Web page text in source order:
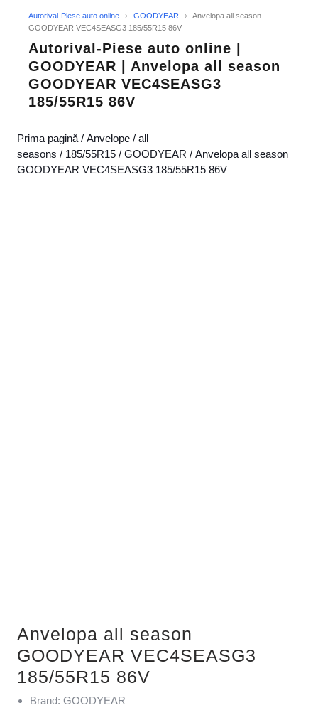
Autorival-Piese auto online › GOODYEAR ›
Anvelopa all season
GOODYEAR VEC4SEASG3 185/55R15 86V
Autorival-Piese auto online |
GOODYEAR | Anvelopa all season
GOODYEAR VEC4SEASG3
185/55R15 86V
Prima pagină / Anvelope / all
seasons / 185/55R15 / GOODYEAR / Anvelopa all season
GOODYEAR VEC4SEASG3 185/55R15 86V
Anvelopa all season
GOODYEAR VEC4SEASG3
185/55R15 86V
Brand: GOODYEAR